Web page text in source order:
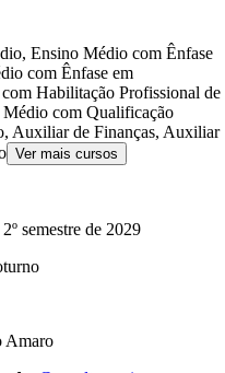
Ensino Médio com Ênfase
com Ênfase em
Habilitação Profissional de
com Qualificação
Auxiliar de Finanças, Auxiliar
Ver mais cursos
semestre de 2029
Amaro